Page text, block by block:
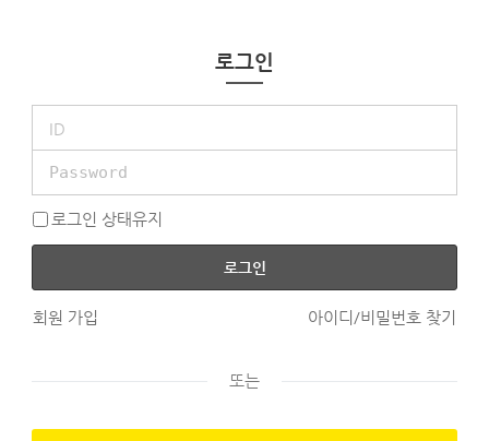
로그인
로그인 상태유지
로그인
회원 가입 아이디/비밀번호 찾기
또는